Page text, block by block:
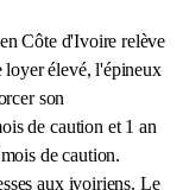
Côte d'Ivoire relève
loyer élevé, l'épineux
son
de caution et 1 an
de caution.
aux ivoiriens. Le